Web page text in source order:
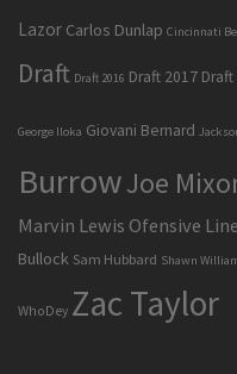
Lazor Carlos Dunlap Cincinnati
Draft Draft 2016 Draft 2017
George Iloka Giovani Bernard
BurrowJoe
Marvin Lewis Ofensive Line
Bullock Sam Hubbard Shawn
WhoDey Zac Taylor